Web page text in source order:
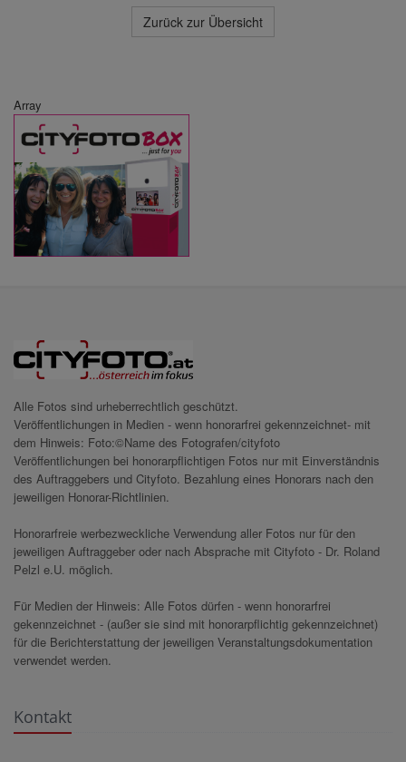
Zurück zur Übersicht
Array
Alle Fotos sind urheberrechtlich geschützt.
Veröffentlichungen in Medien - wenn honorarfrei gekennzeichnet- mit
dem Hinweis: Foto:©Name des Fotografen/cityfoto
Veröffentlichungen bei honorarpflichtigen Fotos nur mit Einverständnis
des Auftraggebers und Cityfoto. Bezahlung eines Honorars nach den
jeweiligen Honorar-Richtlinien.
Honorarfreie werbezweckliche Verwendung aller Fotos nur für den
jeweiligen Auftraggeber oder nach Absprache mit Cityfoto - Dr. Roland
Pelzl e.U. möglich.
Für Medien der Hinweis: Alle Fotos dürfen - wenn honorarfrei
gekennzeichnet - (außer sie sind mit honorarpflichtig gekennzeichnet)
für die Berichterstattung der jeweiligen Veranstaltungsdokumentation
verwendet werden.
Kontakt